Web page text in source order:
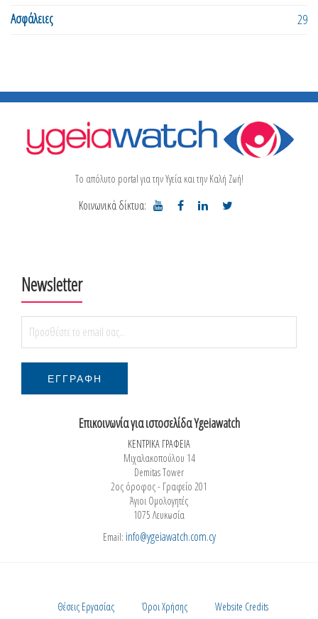
Ασφάλειες
29
Το απόλυτο portal για την Υγεία και την Καλή Ζωή!
Κοινωνικά δίκτυα:
Newsletter
Επικοινωνία για ιστοσελίδα Ygeiawatch
ΚΕΝΤΡΙΚΑ ΓΡΑΦΕΙΑ
Μιχαλακοπούλου 14
Demitas Tower
2ος όροφος - Γραφείο 201
Άγιοι Ομολογητές
1075 Λευκωσία
Email: info@ygeiawatch.com.cy
Θέσεις Εργασίας Όροι Χρήσης Website Credits